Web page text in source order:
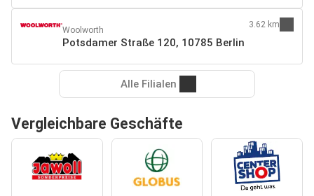
Woolworth
Potsdamer Straße 120, 10785 Berlin
3.62 km
Alle Filialen
Vergleichbare Geschäfte